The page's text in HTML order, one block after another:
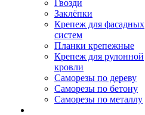
Гвозди
Заклёпки
Крепеж для фасадных
систем
Планки крепежные
Крепеж для рулонной
кровли
Саморезы по дереву
Саморезы по бетону
Саморезы по металлу